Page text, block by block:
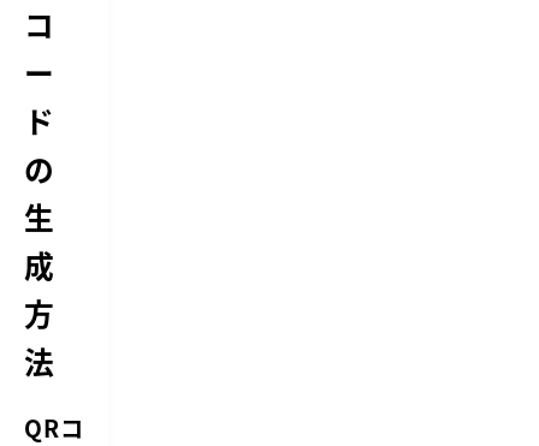
コ
ー
ド
の
生
成
方
法
QRコ